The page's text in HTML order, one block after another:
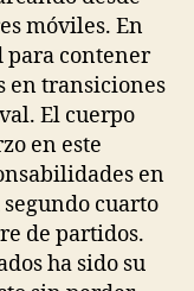
móviles. En
para contener
en transiciones
El cuerpo
en este
en
cuarto
de partidos.
ha sido su